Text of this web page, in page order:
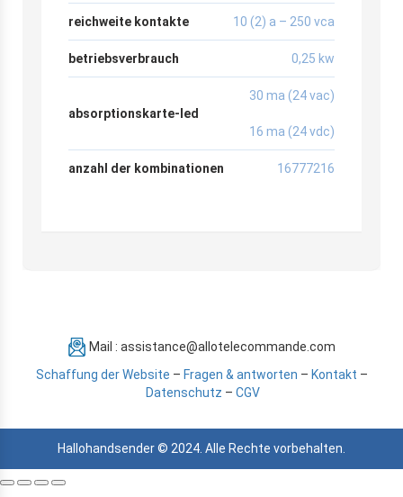
reichweite kontakte 10 (2) a – 250 vca
betriebsverbrauch 0,25 kw
absorptionskarte-led
30 ma (24 vac)
16 ma (24 vdc)
anzahl der kombinationen 16777216
Mail : assistance@allotelecommande.com
Schaffung der Website – Fragen & antworten – Kontakt –
Datenschutz – CGV
Hallohandsender © 2024. Alle Rechte vorbehalten.